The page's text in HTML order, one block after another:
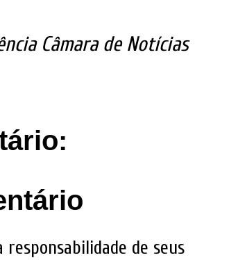
Câmara de Notícias
de seus